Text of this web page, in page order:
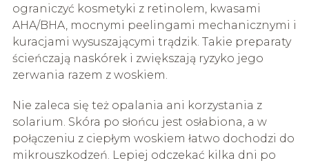
ograniczyć kosmetyki z retinolem, kwasami
AHA/BHA, mocnymi peelingami mechanicznymi i
kuracjami wysuszającymi trądzik. Takie preparaty
ścieńczają naskórek i zwiększają ryzyko jego
zerwania razem z woskiem.
Nie zaleca się też opalania ani korzystania z
solarium. Skóra po słońcu jest osłabiona, a w
połączeniu z ciepłym woskiem łatwo dochodzi do
mikrouszkodzeń. Lepiej odczekać kilka dni po